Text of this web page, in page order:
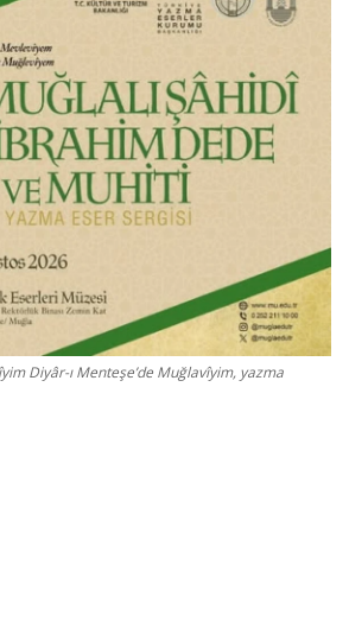
Diyâr-ı Menteşe’de Muğlavîyim, yazma